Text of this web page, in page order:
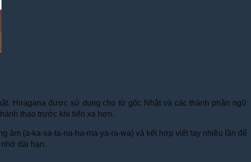
Hiragana được sử dụng cho từ gốc Nhật và các thành phần ngữ
thạo trước khi tiến xa hơn.
(a-ka-sa-ta-na-ha-ma-ya-ra-wa) và kết hợp viết tay nhiều lần để
dài hạn.